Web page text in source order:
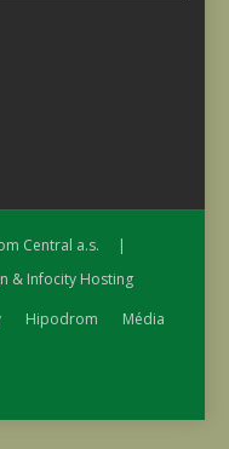
Central a.s. |
& Infocity Hosting
Hipodrom
Média